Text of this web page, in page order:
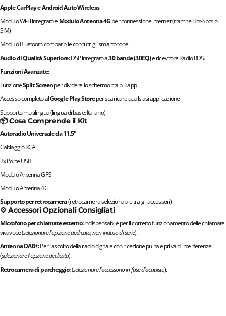
Apple CarPlay e Android Auto Wireless
Modulo Wi-Fi integrato e Modulo Antenna 4Gper connessione internet (tramite Hot-Spot o
SIM)
Modulo Bluetooth compatibile con tutti gli smartphone
Audio di Qualità Superiore:DSP integrato a30 bande (30EQ)e ricevitore Radio RDS.
Funzioni Avanzate:
FunzioneSplit Screenper dividere lo schermo tra più app
Accesso completo alGoogle Play Storeper scaricare qualsiasi applicazione
Supporto multilingua (lingua di base: Italiano)
📦 Cosa Comprende il Kit
Autoradio Universale da 11.5"
Cablaggio RCA
2x Porte USB
Modulo Antenna GPS
Modulo Antenna 4G
Supporto per retrocamera(retrocamera selezionabile tra gli accessori)
⚙️ Accessori Opzionali Consigliati
Microfono per chiamate esterno:Indispensabile per il corretto funzionamento delle chiamate
vivavoce (selezionare l'opzione dedicata, non incluso di serie).
Antenna DAB+:Per l'ascolto della radio digitale con ricezione pulita e priva di interferenze
(selezionare l'opzione dedicata).
Retrocamera di parcheggio:(selezionare l'accessorio in fase d'acquisto).